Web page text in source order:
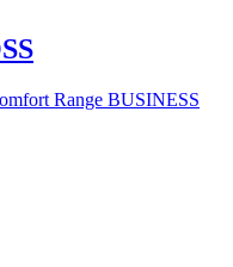
Range BUSINESS